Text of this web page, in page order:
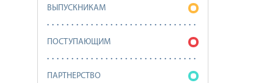
ВЫПУСКНИКАМ
ПОСТУПАЮЩИМ
ПАРТНЕРСТВО